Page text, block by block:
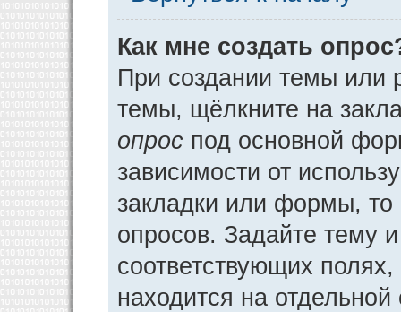
Как мне создать
При создании темы или
темы, щёлкните на
опрос под основной
зависимости от
закладки или формы, то
опросов. Задайте тему
соответствующих
находится на